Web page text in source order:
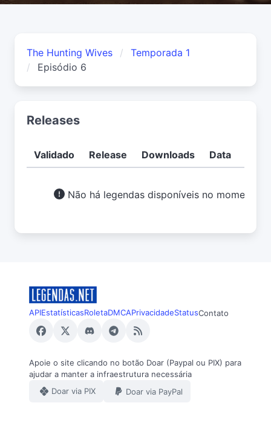
The Hunting Wives
Temporada 1
Episódio 6
Releases
Validado Release Downloads Data
Não há legendas disponíveis no momento.
APIEstatísticasRoletaDMCAPrivacidadeStatusContato
Apoie o site clicando no botão Doar (Paypal ou PIX) para
ajudar a manter a infraestrutura necessária
Doar via PIX
Doar via PayPal